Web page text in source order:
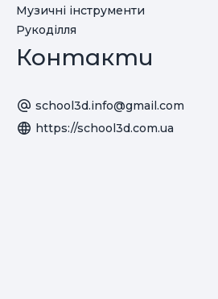
Музичні інструменти
Рукоділля
Контакти
school3d.info@gmail.com
https://school3d.com.ua